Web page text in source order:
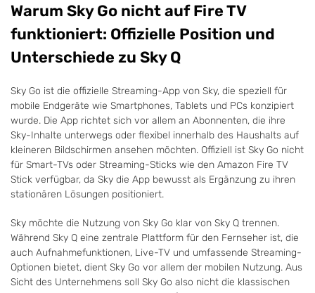
Warum Sky Go nicht auf Fire TV
funktioniert: Offizielle Position und
Unterschiede zu Sky Q
Sky Go ist die offizielle Streaming-App von Sky, die speziell für
mobile Endgeräte wie Smartphones, Tablets und PCs konzipiert
wurde. Die App richtet sich vor allem an Abonnenten, die ihre
Sky-Inhalte unterwegs oder flexibel innerhalb des Haushalts auf
kleineren Bildschirmen ansehen möchten. Offiziell ist Sky Go nicht
für Smart-TVs oder Streaming-Sticks wie den Amazon Fire TV
Stick verfügbar, da Sky die App bewusst als Ergänzung zu ihren
stationären Lösungen positioniert.
Sky möchte die Nutzung von Sky Go klar von Sky Q trennen.
Während Sky Q eine zentrale Plattform für den Fernseher ist, die
auch Aufnahmefunktionen, Live-TV und umfassende Streaming-
Optionen bietet, dient Sky Go vor allem der mobilen Nutzung. Aus
Sicht des Unternehmens soll Sky Go also nicht die klassischen